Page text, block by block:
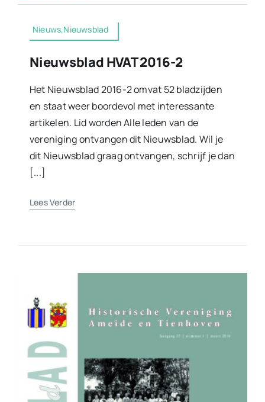
Nieuws,Nieuwsblad
Nieuwsblad HVAT 2016-2
Het Nieuwsblad 2016-2 omvat 52 bladzijden
en staat weer boordevol met interessante
artikelen. Lid worden Alle leden van de
vereniging ontvangen dit Nieuwsblad. Wil je
dit Nieuwsblad graag ontvangen, schrijf je dan
[...]
Lees Verder